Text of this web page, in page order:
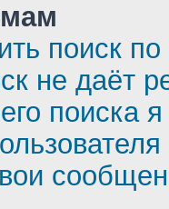
поиск
не даёт
поиска